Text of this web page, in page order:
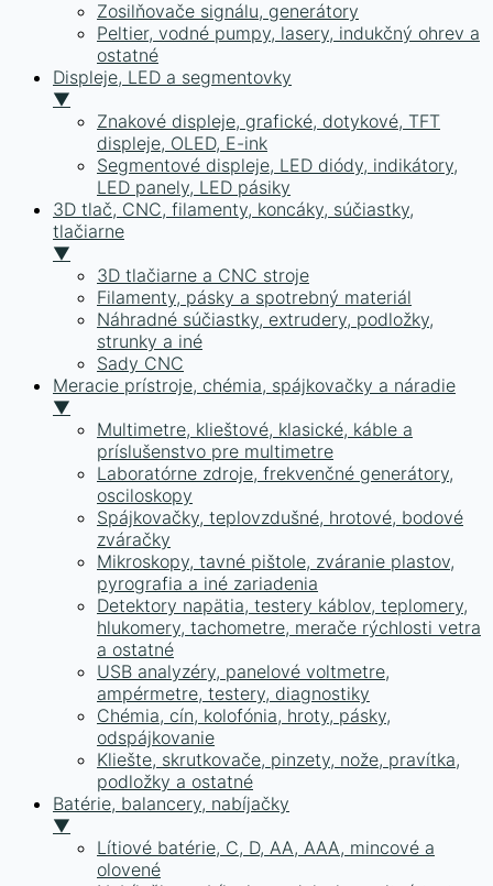
Zosilňovače signálu, generátory
Peltier, vodné pumpy, lasery, indukčný ohrev a
ostatné
Displeje, LED a segmentovky
▼
Znakové displeje, grafické, dotykové, TFT
displeje, OLED, E-ink
Segmentové displeje, LED diódy, indikátory,
LED panely, LED pásiky
3D tlač, CNC, filamenty, koncáky, súčiastky,
tlačiarne
▼
3D tlačiarne a CNC stroje
Filamenty, pásky a spotrebný materiál
Náhradné súčiastky, extrudery, podložky,
strunky a iné
Sady CNC
Meracie prístroje, chémia, spájkovačky a náradie
▼
Multimetre, klieštové, klasické, káble a
príslušenstvo pre multimetre
Laboratórne zdroje, frekvenčné generátory,
osciloskopy
Spájkovačky, teplovzdušné, hrotové, bodové
zváračky
Mikroskopy, tavné pištole, zváranie plastov,
pyrografia a iné zariadenia
Detektory napätia, testery káblov, teplomery,
hlukomery, tachometre, merače rýchlosti vetra
a ostatné
USB analyzéry, panelové voltmetre,
ampérmetre, testery, diagnostiky
Chémia, cín, kolofónia, hroty, pásky,
odspájkovanie
Kliešte, skrutkovače, pinzety, nože, pravítka,
podložky a ostatné
Batérie, balancery, nabíjačky
▼
Lítiové batérie, C, D, AA, AAA, mincové a
olovené